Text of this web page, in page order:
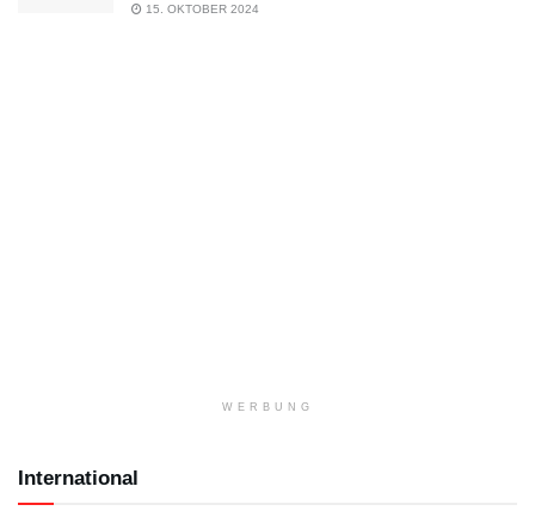
15. OKTOBER 2024
WERBUNG
International